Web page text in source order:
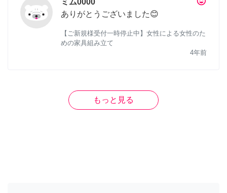
ミム0000
ありがとうございました😊
【ご新規様受付一時停止中】女性による女性のた
めの家具組み立て
4年前
もっと見る